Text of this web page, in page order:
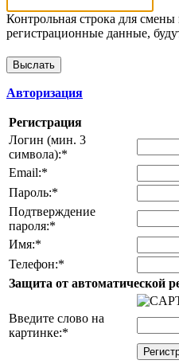
Контрольная строка для
регистрационные данные,
Авторизация
Регистрация
Логин (мин. 3
символа):*
Email:*
Пароль:*
Подтверждение
пароля:*
Имя:*
Телефон:*
Защита от автоматической
Введите слово на
картинке:*